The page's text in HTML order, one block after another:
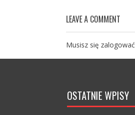
LEAVE A COMMENT
Musisz się zalogować
OSTATNIE WPISY